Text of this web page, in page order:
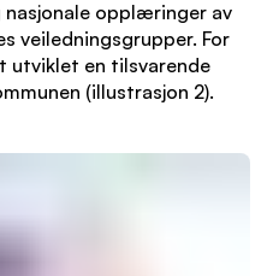
opplæringer av
veiledningsgrupper. For
utviklet en tilsvarende
(illustrasjon 2).